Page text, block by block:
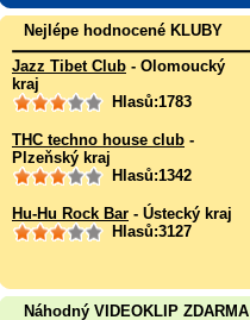
Nejlépe hodnocené KLUBY
Jazz Tibet Club - Olomoucký
kraj
Hlasů:1783
THC techno house club -
Plzeňský kraj
Hlasů:1342
Hu-Hu Rock Bar - Ústecký kraj
Hlasů:3127
Náhodný VIDEOKLIP ZDARMA